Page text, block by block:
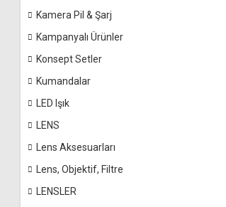
Kamera Pil & Şarj
Kampanyalı Ürünler
Konsept Setler
Kumandalar
LED Işık
LENS
Lens Aksesuarları
Lens, Objektif, Filtre
LENSLER